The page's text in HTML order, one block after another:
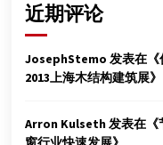
近期评论
JosephStemo 发表在《
2013上海木结构建筑展》
Arron Kulseth发表在《